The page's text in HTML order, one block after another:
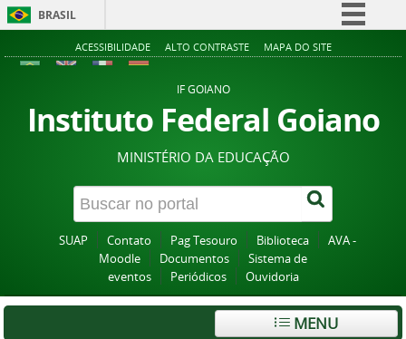
BRASIL
Simplifique!
Acesso à informação
Legislação
Canais
ACESSIBILIDADE ALTO CONTRASTE MAPA DO SITE
IF GOIANO
Instituto Federal Goiano
MINISTÉRIO DA EDUCAÇÃO
SUAP Contato Pag Tesouro Biblioteca
AVA -
Moodle
Documentos
Sistema de
eventos
Periódicos Ouvidoria
MENU